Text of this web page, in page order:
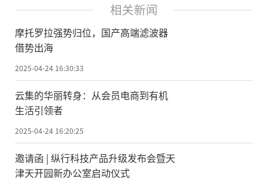
相关新闻
摩托罗拉强势归位，国产高端滤波器
借势出海
2025-04-24 16:30:33
云集的华丽转身：从会员电商到有机
生活引领者
2025-04-24 16:20:25
邀请函 | 纵行科技产品升级发布会暨天
津天开园新办公室启动仪式